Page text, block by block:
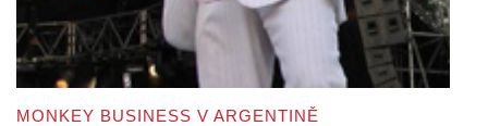
MONKEY BUSINESS V ARGENTINĚ